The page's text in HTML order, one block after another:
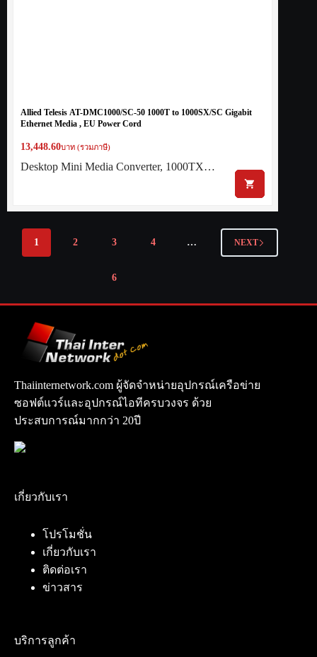
Allied Telesis AT-DMC1000/SC-50 1000T to 1000SX/SC Gigabit
Ethernet Media , EU Power Cord
13,448.60บาท (รวมภาษี)
Desktop Mini Media Converter, 1000TX…
1 2 3 4 …
6
NEXT
Thaiinternetwork.com ผู้จัดจำหน่ายอุปกรณ์เครือข่าย
ซอฟต์แวร์และอุปกรณ์ไอทีครบวงจร ด้วย
ประสบการณ์มากกว่า 20ปี
เกี่ยวกับเรา
โปรโมชั่น
เกี่ยวกับเรา
ติดต่อเรา
ข่าวสาร
บริการลูกค้า